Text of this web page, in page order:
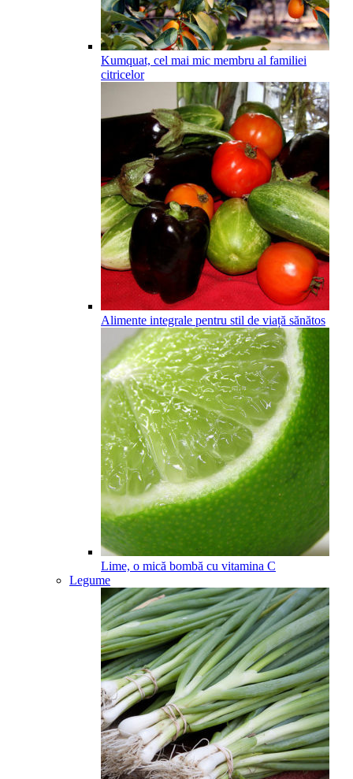
Kumquat, cel mai mic membru al familiei
citricelor
Alimente integrale pentru stil de viață sănătos
Lime, o mică bombă cu vitamina C
Legume